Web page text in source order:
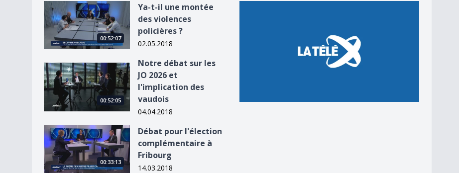
Ya-t-il une montée des violences policières ?
00:52:07
Ya-t-il une montée
des violences
policières ?
02.05.2018
Notre débat sur les JO 2026 et l&#039;implication des vaudois
00:52:05
Notre débat sur les
JO 2026 et
l'implication des
vaudois
04.04.2018
Débat pour l&#039;élection complémentaire à Fribourg
00:33:13
Débat pour l'élection
complémentaire à
Fribourg
14.03.2018